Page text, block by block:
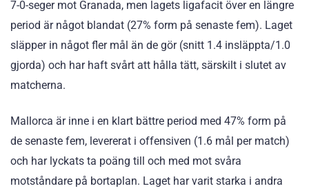
7-0-seger mot Granada, men lagets ligafacit över en längre
period är något blandat (27% form på senaste fem). Laget
släpper in något fler mål än de gör (snitt 1.4 insläppta/1.0
gjorda) och har haft svårt att hålla tätt, särskilt i slutet av
matcherna.
Mallorca är inne i en klart bättre period med 47% form på
de senaste fem, levererat i offensiven (1.6 mål per match)
och har lyckats ta poäng till och med mot svåra
motståndare på bortaplan. Laget har varit starka i andra